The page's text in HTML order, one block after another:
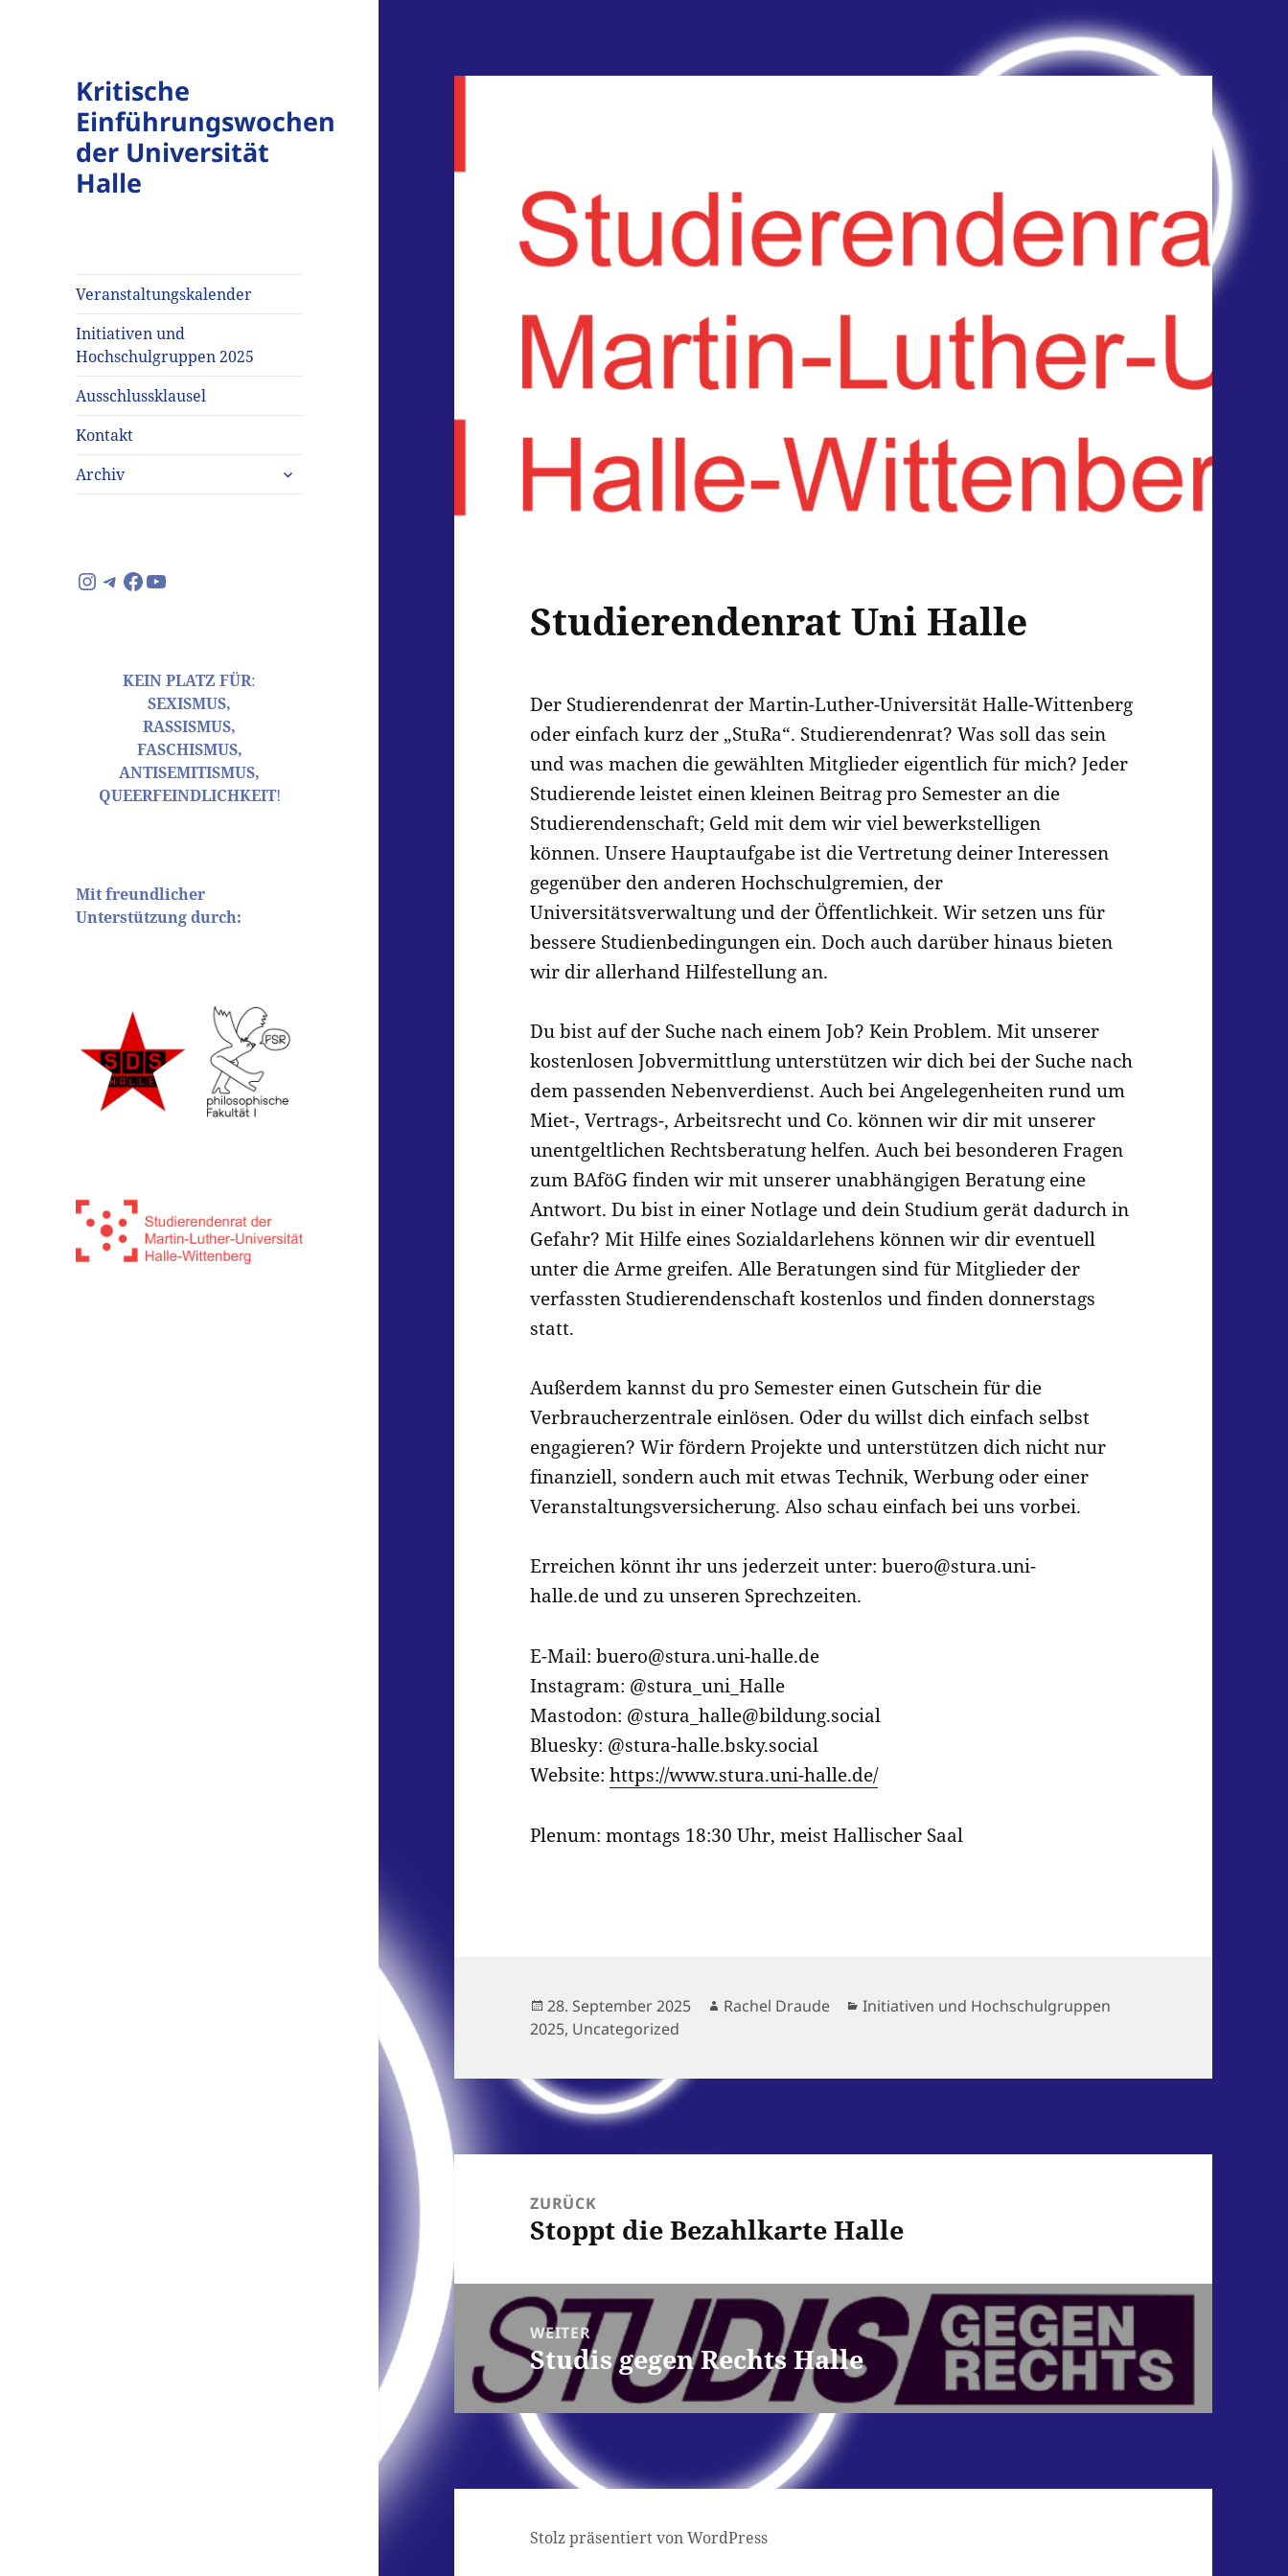
Kritische
Einführungswochen
der Universität
Halle
Veranstaltungskalender
Initiativen und
Hochschulgruppen 2025
Ausschlussklausel
Kontakt
Archiv
untermenü
anzeigen
Instagram
Telegram
Facebook
YouTube
KEIN PLATZ FÜR:
SEXISMUS,
RASSISMUS,
FASCHISMUS,
ANTISEMITISMUS,
QUEERFEINDLICHKEIT!
Mit freundlicher
Unterstützung durch:
Studierendenrat Uni Halle
Der Studierendenrat der Martin-Luther-Universität Halle-Wittenberg
oder einfach kurz der „StuRa“. Studierendenrat? Was soll das sein
und was machen die gewählten Mitglieder eigentlich für mich? Jeder
Studierende leistet einen kleinen Beitrag pro Semester an die
Studierendenschaft; Geld mit dem wir viel bewerkstelligen
können. Unsere Hauptaufgabe ist die Vertretung deiner Interessen
gegenüber den anderen Hochschulgremien, der
Universitätsverwaltung und der Öffentlichkeit. Wir setzen uns für
bessere Studienbedingungen ein. Doch auch darüber hinaus bieten
wir dir allerhand Hilfestellung an.
Du bist auf der Suche nach einem Job? Kein Problem. Mit unserer
kostenlosen Jobvermittlung unterstützen wir dich bei der Suche nach
dem passenden Nebenverdienst. Auch bei Angelegenheiten rund um
Miet-, Vertrags-, Arbeitsrecht und Co. können wir dir mit unserer
unentgeltlichen Rechtsberatung helfen. Auch bei besonderen Fragen
zum BAföG finden wir mit unserer unabhängigen Beratung eine
Antwort. Du bist in einer Notlage und dein Studium gerät dadurch in
Gefahr? Mit Hilfe eines Sozialdarlehens können wir dir eventuell
unter die Arme greifen. Alle Beratungen sind für Mitglieder der
verfassten Studierendenschaft kostenlos und finden donnerstags
statt.
Außerdem kannst du pro Semester einen Gutschein für die
Verbraucherzentrale einlösen. Oder du willst dich einfach selbst
engagieren? Wir fördern Projekte und unterstützen dich nicht nur
finanziell, sondern auch mit etwas Technik, Werbung oder einer
Veranstaltungsversicherung. Also schau einfach bei uns vorbei.
Erreichen könnt ihr uns jederzeit unter: buero@stura.uni-
halle.de und zu unseren Sprechzeiten.
E-Mail: buero@stura.uni-halle.de
Instagram: @stura_uni_Halle
Mastodon: @stura_halle@bildung.social
Bluesky: @stura-halle.bsky.social‬
Website:https://www.stura.uni-halle.de/
Plenum: montags 18:30 Uhr, meist Hallischer Saal
Veröffentlicht
am
28. September 2025 Autor
Rachel Draude Kategorien
Initiativen und Hochschulgruppen
2025, Uncategorized
Beitrags-
NavigationZURÜCK
Vorheriger
Stoppt die Bezahlkarte Halle
WEITER
Nächster
Beitrag:
Studis gegen Rechts Halle
Stolz präsentiert von WordPress